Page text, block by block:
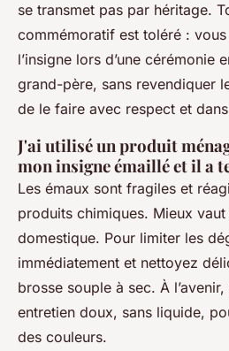
se transmet pas par héritage.
commémoratif est toléré :
l’insigne lors d’une cérémonie
grand-père, sans revendiquer
de le faire avec respect et
J'ai utilisé un produit
mon insigne émaillé et il a
Les émaux sont fragiles et
produits chimiques. Mieux
domestique. Pour limiter les
immédiatement et nettoyez
brosse souple à sec. À
entretien doux, sans liquide,
des couleurs.